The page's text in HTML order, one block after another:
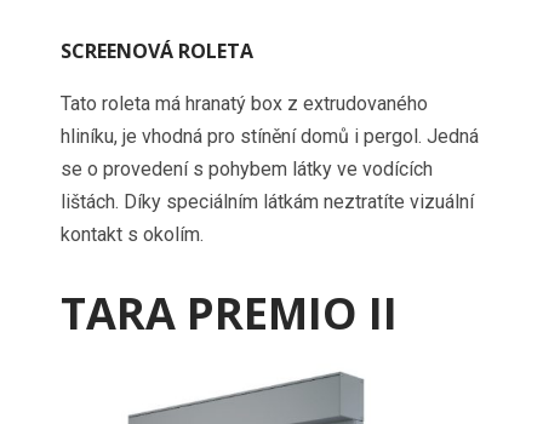
SCREENOVÁ ROLETA
Tato roleta má hranatý box z extrudovaného
hliníku, je vhodná pro stínění domů i pergol. Jedná
se o provedení s pohybem látky ve vodících
lištách. Díky speciálním látkám neztratíte vizuální
kontakt s okolím.
TARA PREMIO II